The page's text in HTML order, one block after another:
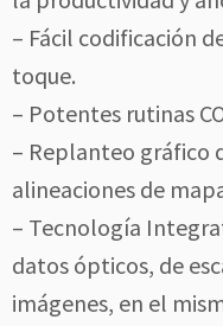
– Fácil codificación
toque.
– Potentes rutinas
– Replanteo gráfico
alineaciones de
– Tecnología
datos ópticos, de
imágenes, en el